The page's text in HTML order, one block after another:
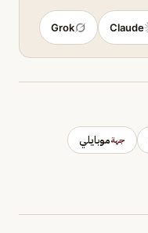
Claude
Grok
جهةموبايلي